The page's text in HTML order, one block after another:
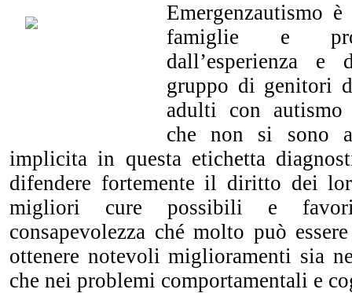
Emergenzautismo
famiglie e
dall’esperienza e
gruppo di genitori
adulti con
che non si sono
implicita in questa etichetta
difendere fortemente il diritto dei
migliori cure possibili e
consapevolezza ché molto può
ottenere notevoli miglioramenti sia
che nei problemi comportamentali e